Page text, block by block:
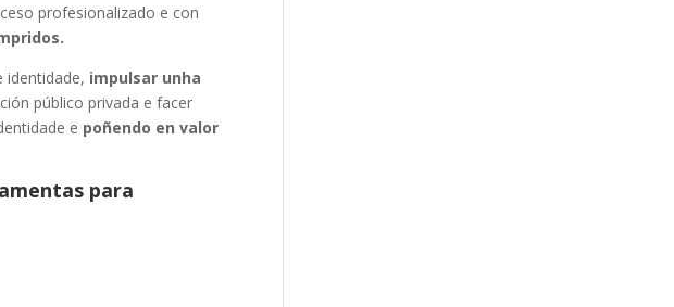
profesionalizado e con
impulsar unha
público privada e facer
e poñendo en valor
para